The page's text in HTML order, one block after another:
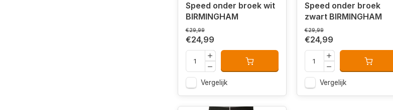
Speed onder broek wit
BIRMINGHAM
€29,99
€24,99
Vergelijk
Speed onder broek
zwart BIRMINGHAM
€29,99
€24,99
Vergelijk